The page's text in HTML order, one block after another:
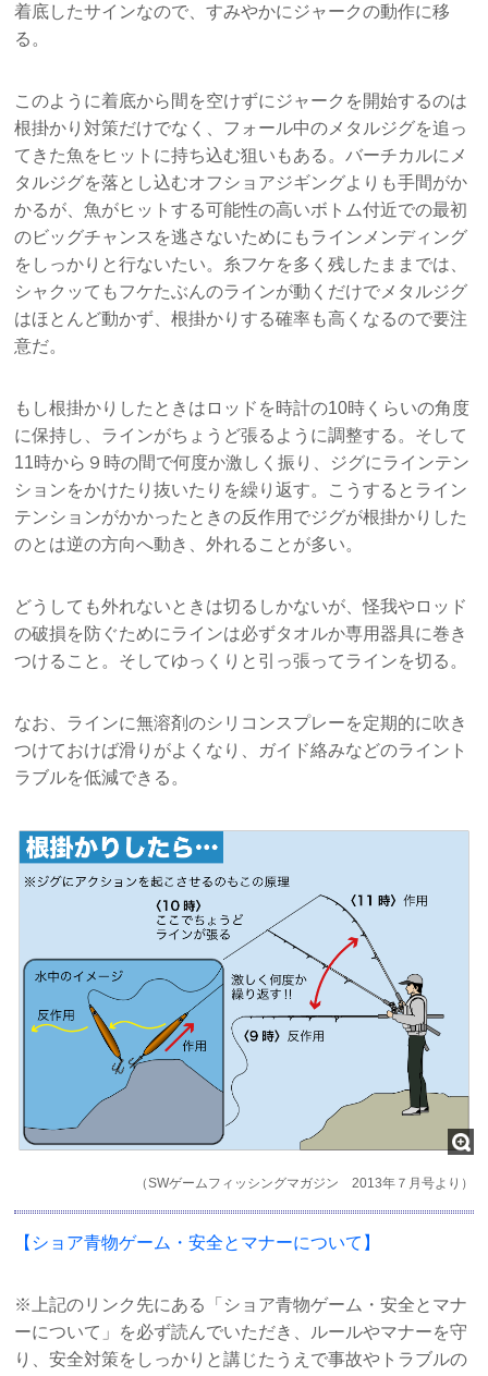
着底したサインなので、すみやかにジャークの動作に移
る。
このように着底から間を空けずにジャークを開始するのは
根掛かり対策だけでなく、フォール中のメタルジグを追っ
てきた魚をヒットに持ち込む狙いもある。バーチカルにメ
タルジグを落とし込むオフショアジギングよりも手間がか
かるが、魚がヒットする可能性の高いボトム付近での最初
のビッグチャンスを逃さないためにもラインメンディング
をしっかりと行ないたい。糸フケを多く残したままでは、
シャクッてもフケたぶんのラインが動くだけでメタルジグ
はほとんど動かず、根掛かりする確率も高くなるので要注
意だ。
もし根掛かりしたときはロッドを時計の10時くらいの角度
に保持し、ラインがちょうど張るように調整する。そして
11時から９時の間で何度か激しく振り、ジグにラインテン
ションをかけたり抜いたりを繰り返す。こうするとライン
テンションがかかったときの反作用でジグが根掛かりした
のとは逆の方向へ動き、外れることが多い。
どうしても外れないときは切るしかないが、怪我やロッド
の破損を防ぐためにラインは必ずタオルか専用器具に巻き
つけること。そしてゆっくりと引っ張ってラインを切る。
なお、ラインに無溶剤のシリコンスプレーを定期的に吹き
つけておけば滑りがよくなり、ガイド絡みなどのライント
ラブルを低減できる。
（SWゲームフィッシングマガジン 2013年７月号より）
【ショア青物ゲーム・安全とマナーについて】
※上記のリンク先にある「ショア青物ゲーム・安全とマナ
ーについて」を必ず読んでいただき、ルールやマナーを守
り、安全対策をしっかりと講じたうえで事故やトラブルの